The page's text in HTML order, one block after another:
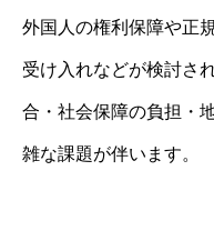
外国人の権利保障や正
受け入れなどが検討さ
合・社会保障の負担・
雑な課題が伴います。